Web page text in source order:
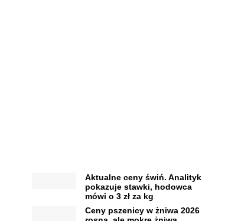
Aktualne ceny świń. Analityk
pokazuje stawki, hodowca
mówi o 3 zł za kg
Ceny pszenicy w żniwa 2026